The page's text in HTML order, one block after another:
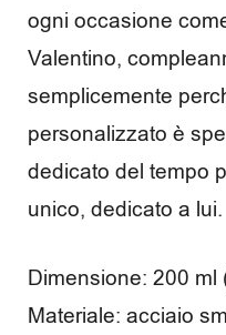
c
e
s
s
o
r
i
ogni occasione
Valentino,
semplicemente
personalizzato è
dedicato del tempo
unico, dedicato a lui.
Dimensione: 200 ml
Materiale: acciaio